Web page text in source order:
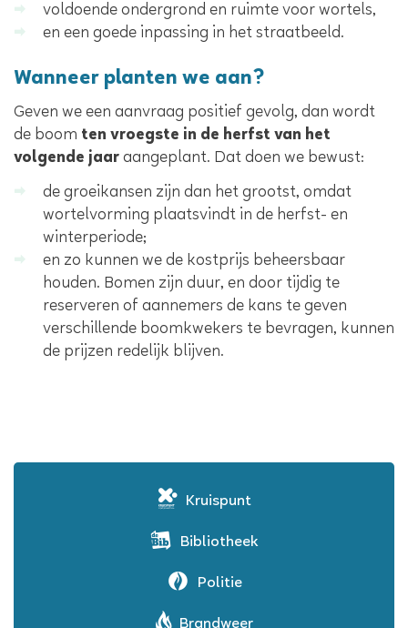
voldoende ondergrond en ruimte voor wortels,
en een goede inpassing in het straatbeeld.
Wanneer planten we aan?
Geven we een aanvraag positief gevolg, dan wordt
de boom ten vroegste in de herfst van het
volgende jaaraangeplant. Dat doen we bewust:
de groeikansen zijn dan het grootst, omdat
wortelvorming plaatsvindt in de herfst- en
winterperiode;
en zo kunnen we de kostprijs beheersbaar
houden. Bomen zijn duur, en door tijdig te
reserveren of aannemers de kans te geven
verschillende boomkwekers te bevragen, kunnen
de prijzen redelijk blijven.
Kruispunt
Bibliotheek
Politie